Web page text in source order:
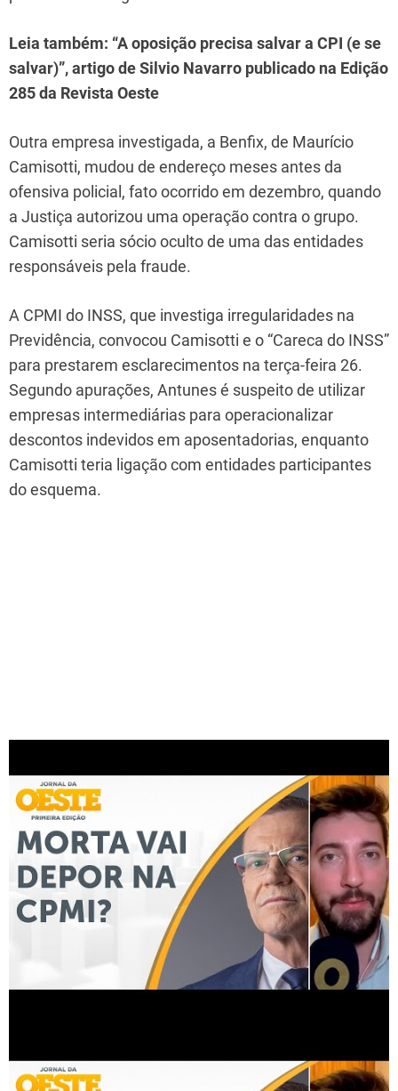
Leia também: “A oposição precisa salvar a CPI (e se
salvar)”, artigo de Silvio Navarro publicado na Edição
285 da Revista Oeste
Outra empresa investigada, a Benfix, de Maurício
Camisotti, mudou de endereço meses antes da
ofensiva policial, fato ocorrido em dezembro, quando
a Justiça autorizou uma operação contra o grupo.
Camisotti seria sócio oculto de uma das entidades
responsáveis pela fraude.
A CPMI do INSS, que investiga irregularidades na
Previdência, convocou Camisotti e o “Careca do INSS”
para prestarem esclarecimentos na terça-feira 26.
Segundo apurações, Antunes é suspeito de utilizar
empresas intermediárias para operacionalizar
descontos indevidos em aposentadorias, enquanto
Camisotti teria ligação com entidades participantes
do esquema.